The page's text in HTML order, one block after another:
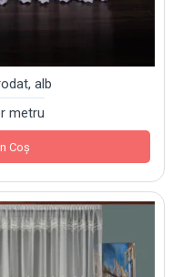
alb
metru
Coş